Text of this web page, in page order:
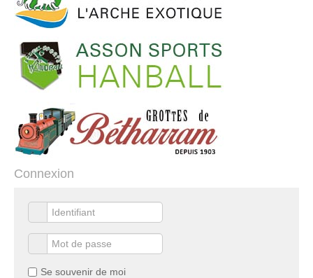
Connexion
Se souvenir de moi